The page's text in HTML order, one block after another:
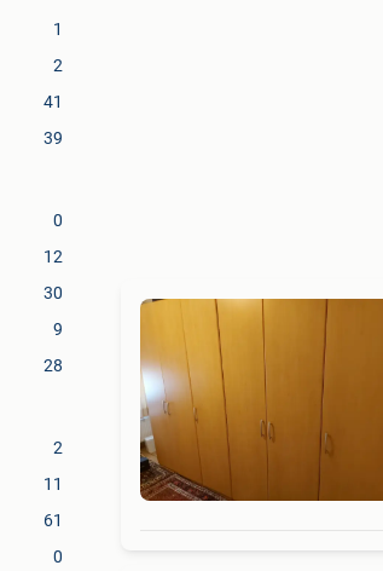
1
2
41
39
0
12
30
9
28
2
11
61
0